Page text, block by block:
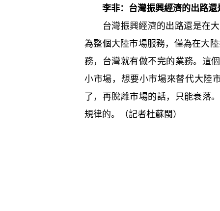
李非：台灣振興經濟的出路還
台灣振興經濟的出路還是在大
為整個大陸市場服務，僅為在大
務，台灣就有做不完的業務。這
小市場，想要小市場來替代大陸
了，再脫離市場的話，只能衰落
規律的。（記者杜蘇閩）